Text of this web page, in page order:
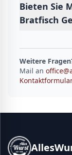
Bieten Sie
Bratfisch
Weitere
Mail an
Kontaktformular